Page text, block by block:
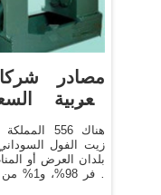
مصادر
العربية
زيت الفول
بلدان العرض أو
توفر